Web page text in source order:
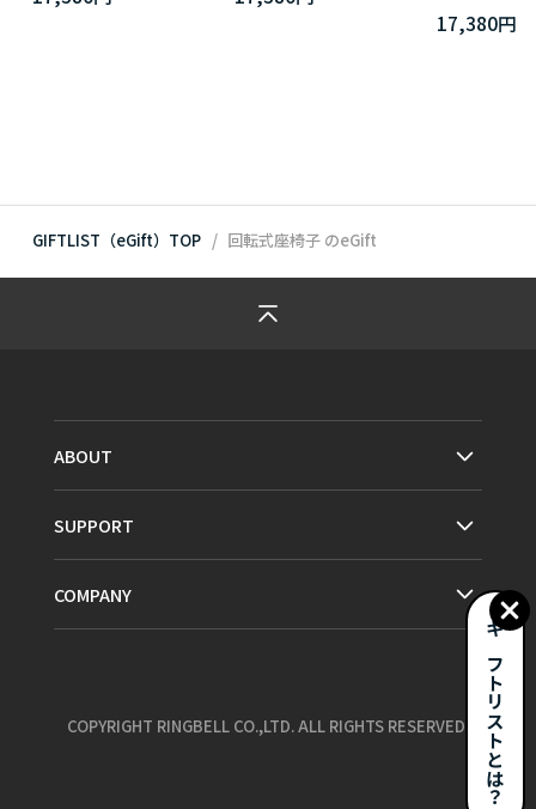
17,380円
GIFTLIST（eGift）TOP 回転式座椅子 のeGift
ギフトリストとは？
ABOUT
SUPPORT
COMPANY
COPYRIGHT RINGBELL CO.,LTD. ALL RIGHTS RESERVED.